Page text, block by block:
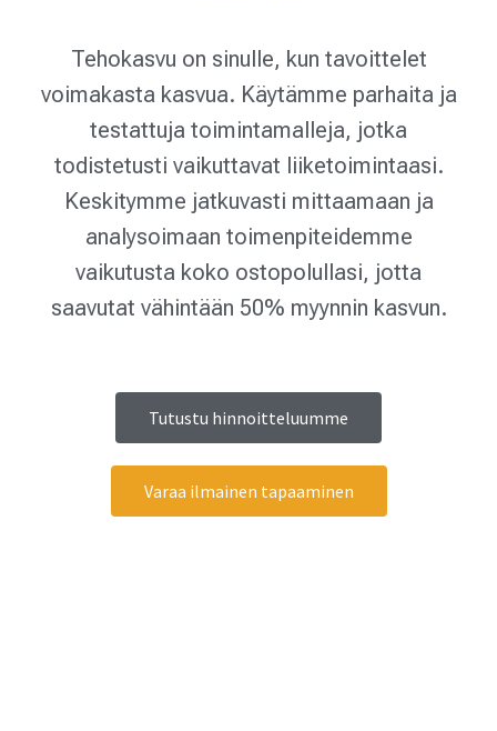
Tehokasvu on sinulle, kun tavoittelet
voimakasta kasvua. Käytämme parhaita ja
testattuja toimintamalleja, jotka
todistetusti vaikuttavat liiketoimintaasi.
Keskitymme jatkuvasti mittaamaan ja
analysoimaan toimenpiteidemme
vaikutusta koko ostopolullasi, jotta
saavutat vähintään 50% myynnin kasvun.
Tutustu hinnoitteluumme
Varaa ilmainen tapaaminen